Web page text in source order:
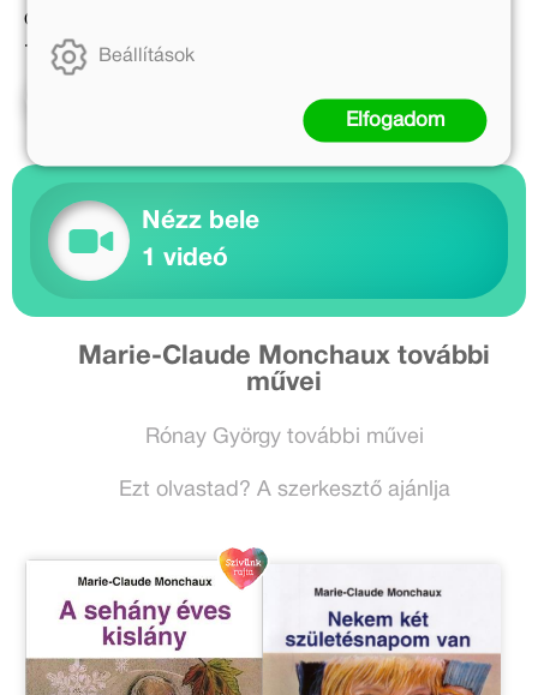
Online ár:
1 229 Ft
Nézz bele
1 videó
Marie-Claude Monchaux további
művei
Rónay György további művei
Ezt olvastad? A szerkesztő ajánlja
Beállítások
Elfogadom